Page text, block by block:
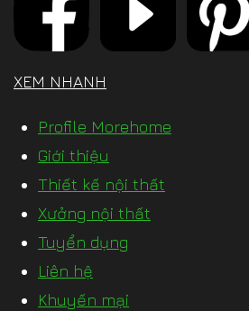
XEM NHANH
Profile Morehome
Giới thiệu
Thiết kế nội thất
Xưởng nội thất
Tuyển dụng
Liên hệ
Khuyến mại